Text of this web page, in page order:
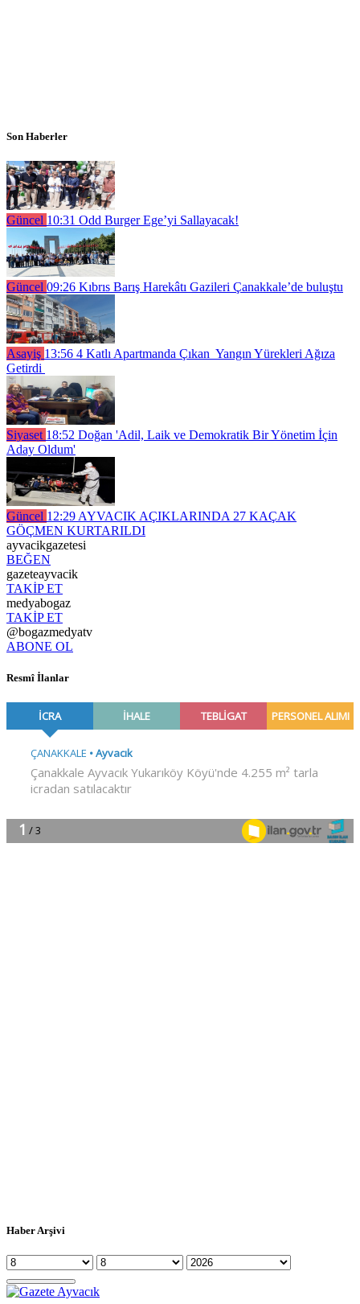
Son Haberler
Güncel 10:31 Odd Burger Ege’yi Sallayacak!
Güncel 09:26 Kıbrıs Barış Harekâtı Gazileri Çanakkale’de buluştu
Asayiş 13:56 4 Katlı Apartmanda Çıkan Yangın Yürekleri Ağıza
Getirdi
Siyaset 18:52 Doğan 'Adil, Laik ve Demokratik Bir Yönetim İçin
Aday Oldum'
Güncel 12:29 AYVACIK AÇIKLARINDA 27 KAÇAK
GÖÇMEN KURTARILDI
ayvacikgazetesi
BEĞEN
gazeteayvacik
TAKİP ET
medyabogaz
TAKİP ET
@bogazmedyatv
ABONE OL
Resmî İlanlar
Haber Arşivi